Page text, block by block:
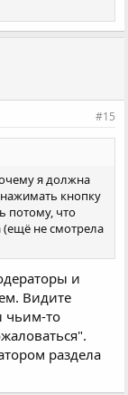
#15
я должна
кнопку
потому, что
(ещё не смотрела
и
Видите
чьим-то
раздела